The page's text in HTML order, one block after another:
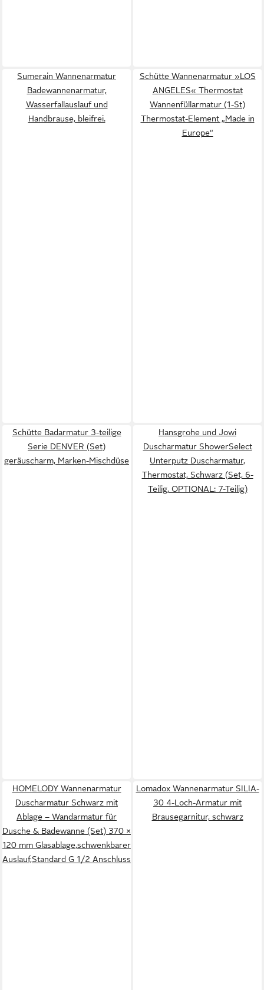
Sumerain Wannenarmatur
Badewannenarmatur,
Wasserfallauslauf und
Handbrause, bleifrei.
Schütte Wannenarmatur »LOS
ANGELES« Thermostat
Wannenfüllarmatur (1-St)
Thermostat-Element „Made in
Europe“
Schütte Badarmatur 3-teilige
Serie DENVER (Set)
geräuscharm, Marken-Mischdüse
Hansgrohe und Jowi
Duscharmatur ShowerSelect
Unterputz Duscharmatur,
Thermostat, Schwarz (Set, 6-
Teilig, OPTIONAL: 7-Teilig)
HOMELODY Wannenarmatur
Duscharmatur Schwarz mit
Ablage – Wandarmatur für
Dusche & Badewanne (Set) 370 ×
120 mm Glasablage,schwenkbarer
Auslauf,Standard G 1/2 Anschluss
Lomadox Wannenarmatur SILIA-
30 4-Loch-Armatur mit
Brausegarnitur, schwarz